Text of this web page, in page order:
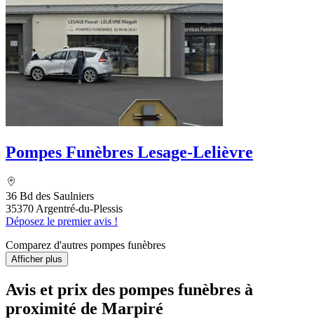
Pompes Funèbres Lesage-Lelièvre
36 Bd des Saulniers
35370 Argentré-du-Plessis
Déposez le premier avis !
Comparez d'autres pompes funèbres
Afficher plus
Avis et prix des pompes funèbres à
proximité de Marpiré